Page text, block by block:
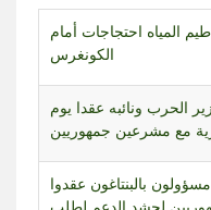
المياه احتجاجات أمام
الكونغرس
الحرب ونائبه عقدا يوم
مع مشرعين جمهوريين
بالبنتاغون عقدوا
لحشد الدعم لطلب